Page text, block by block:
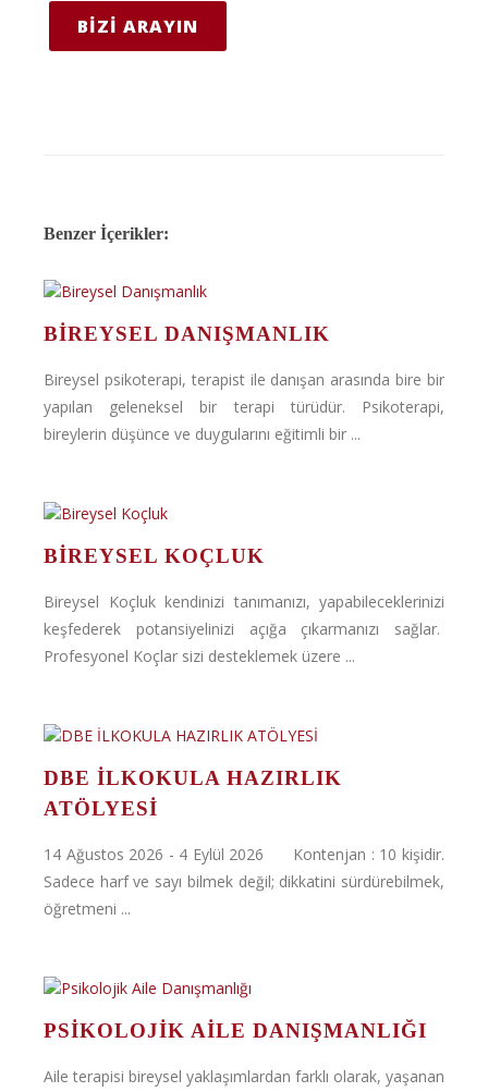
BIZI ARAYIN
Benzer İçerikler:
BIREYSEL DANIŞMANLIK
Bireysel psikoterapi, terapist ile danışan arasında bire bir
yapılan geleneksel bir terapi türüdür. Psikoterapi,
bireylerin düşünce ve duygularını eğitimli bir ...
BIREYSEL KOÇLUK
Bireysel Koçluk kendinizi tanımanızı, yapabileceklerinizi
keşfederek potansiyelinizi açığa çıkarmanızı sağlar.
Profesyonel Koçlar sizi desteklemek üzere ...
DBE İLKOKULA HAZIRLIK
ATÖLYESİ
14 Ağustos 2026 - 4 Eylül 2026 Kontenjan : 10 kişidir.
Sadece harf ve sayı bilmek değil; dikkatini sürdürebilmek,
öğretmeni ...
PSIKOLOJIK AILE DANIŞMANLIĞI
Aile terapisi bireysel yaklaşımlardan farklı olarak, yaşanan